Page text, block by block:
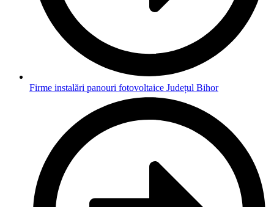
Firme instalări panouri fotovoltaice Județul Bihor